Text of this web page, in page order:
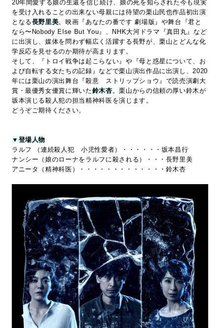
20年間愛する娘の生還を信じ続け、娘の死を知らされた今も現実
を受け入れることの出来ない母親には待望の栗山民也作品初出演
となる長野里美。映画『あなたの番です 劇場版』や舞台『君と
なら〜Nobody Else But You』、NHK大河ドラマ『真田丸』など
に出演し、媒体を問わず幅広く活躍する長野が、栗山とどんな化
学反応を見せるのか期待が高まります。
そして、『トロイ戦争は起こらない』や『母と惑星について、お
よび自転する女たちの記録』などで栗山演出作品に出演し、2020
年には栗山の演出舞台『殺意 ストリップショウ』で読売演劇大
賞・最優秀女優賞に輝いた鈴木杏。栗山からの信頼の厚い鈴木が
坂本演じる殺人犯の担当精神科医を演じます。
どうぞご期待ください。
▼登場人物
ラルフ （連続殺人犯 小児性愛者）・・・・・・坂本昌行
ナンシー（娘のローナをラルフに殺される）・・・長野里美
アニータ（精神科医）・・・・・・・・・・・・・鈴木杏